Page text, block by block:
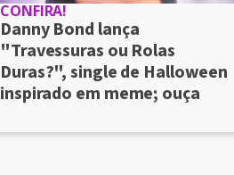
CONFIRA!
Danny Bond lança
"Travessuras ou Rolas
Duras?", single de Halloween
inspirado em meme; ouça